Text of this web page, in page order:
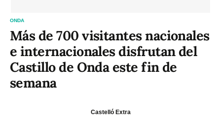
ONDA
Más de 700 visitantes nacionales
e internacionales disfrutan del
Castillo de Onda este fin de
semana
Castelló Extra